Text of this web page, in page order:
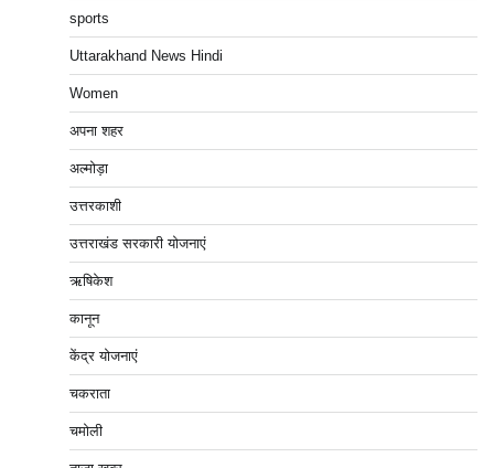
sports
Uttarakhand News Hindi
Women
अपना शहर
अल्मोड़ा
उत्तरकाशी
उत्तराखंड सरकारी योजनाएं
ऋषिकेश
कानून
केंद्र योजनाएं
चकराता
चमोली